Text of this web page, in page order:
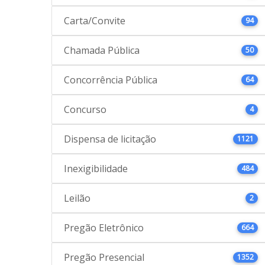
Carta/Convite 94
Chamada Pública 50
Concorrência Pública 64
Concurso 4
Dispensa de licitação 1121
Inexigibilidade 484
Leilão 2
Pregão Eletrônico 664
Pregão Presencial 1352